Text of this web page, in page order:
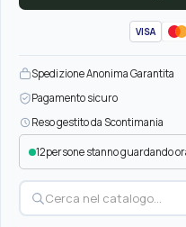
VISA
Spedizione Anonima Garantita
Pagamento sicuro
Reso gestito da Scontimania
12persone stanno guardando